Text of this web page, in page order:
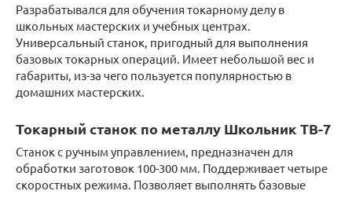
Разрабатывался для обучения токарному делу в
школьных мастерских и учебных центрах.
Универсальный станок, пригодный для выполнения
базовых токарных операций. Имеет небольшой вес и
габариты, из-за чего пользуется популярностью в
домашних мастерских.
Токарный станок по металлу Школьник ТВ-7
Станок с ручным управлением, предназначен для
обработки заготовок 100-300 мм. Поддерживает четыре
скоростных режима. Позволяет выполнять базовые